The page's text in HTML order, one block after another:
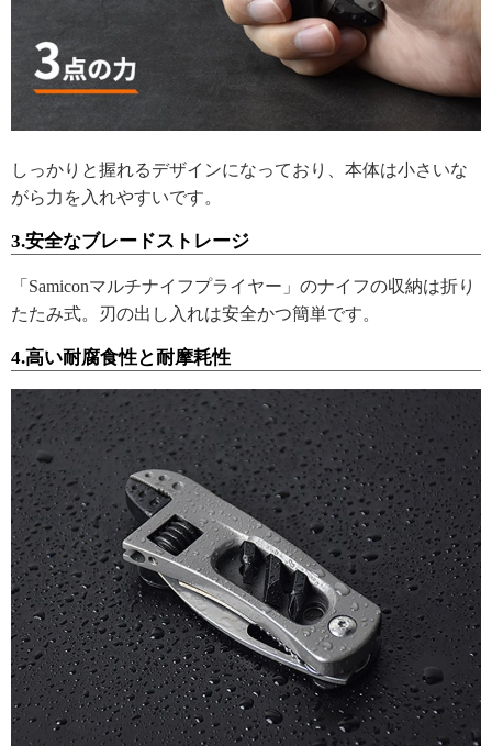
しっかりと握れるデザインになっており、本体は小さいな
がら力を入れやすいです。
3.安全なブレードストレージ
「Samiconマルチナイフプライヤー」のナイフの収納は折り
たたみ式。刃の出し入れは安全かつ簡単です。
4.高い耐腐食性と耐摩耗性